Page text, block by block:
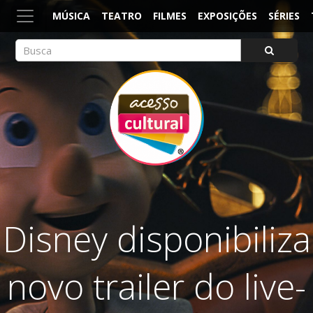
MÚSICA TEATRO FILMES EXPOSIÇÕES SÉRIES
ACESSO CULTURAL
Arte, Cultura Pop e Entretenimento
Disney disponibiliza
novo trailer do live-